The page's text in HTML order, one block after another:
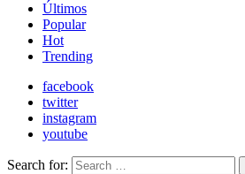
Últimos
Popular
Hot
Trending
facebook
twitter
instagram
youtube
Search for: